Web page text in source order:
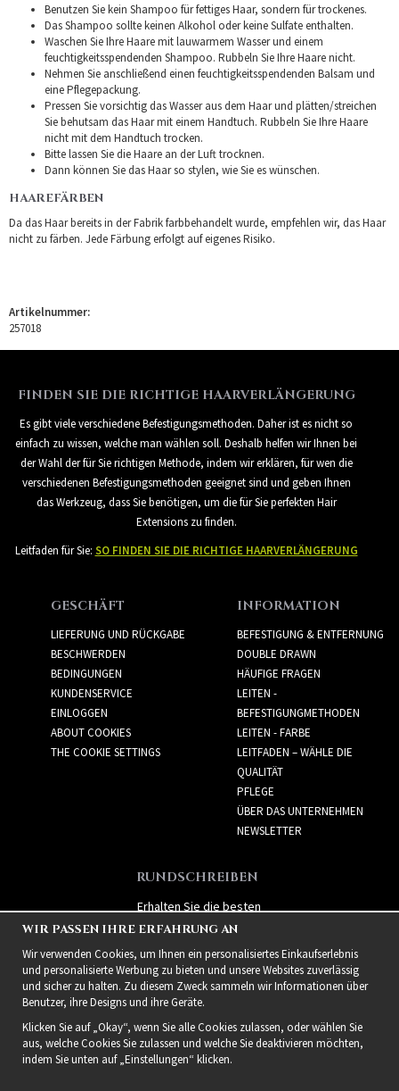
Benutzen Sie kein Shampoo für fettiges Haar, sondern für trockenes.
Das Shampoo sollte keinen Alkohol oder keine Sulfate enthalten.
Waschen Sie Ihre Haare mit lauwarmem Wasser und einem
feuchtigkeitsspendenden Shampoo. Rubbeln Sie Ihre Haare nicht.
Nehmen Sie anschließend einen feuchtigkeitsspendenden Balsam und
eine Pflegepackung.
Pressen Sie vorsichtig das Wasser aus dem Haar und plätten/streichen
Sie behutsam das Haar mit einem Handtuch. Rubbeln Sie Ihre Haare
nicht mit dem Handtuch trocken.
Bitte lassen Sie die Haare an der Luft trocknen.
Dann können Sie das Haar so stylen, wie Sie es wünschen.
HAAREFÄRBEN
Da das Haar bereits in der Fabrik farbbehandelt wurde, empfehlen wir, das Haar
nicht zu färben. Jede Färbung erfolgt auf eigenes Risiko.
Artikelnummer:
257018
FINDEN SIE DIE RICHTIGE HAARVERLÄNGERUNG
Es gibt viele verschiedene Befestigungsmethoden. Daher ist es nicht so
einfach zu wissen, welche man wählen soll. Deshalb helfen wir Ihnen bei
der Wahl der für Sie richtigen Methode, indem wir erklären, für wen die
verschiedenen Befestigungsmethoden geeignet sind und geben Ihnen
das Werkzeug, dass Sie benötigen, um die für Sie perfekten Hair
Extensions zu finden.
Leitfaden für Sie: SO FINDEN SIE DIE RICHTIGE HAARVERLÄNGERUNG
GESCHÄFT
LIEFERUNG UND RÜCKGABE
BESCHWERDEN
BEDINGUNGEN
KUNDENSERVICE
EINLOGGEN
ABOUT COOKIES
THE COOKIE SETTINGS
INFORMATION
BEFESTIGUNG & ENTFERNUNG
DOUBLE DRAWN
HÄUFIGE FRAGEN
LEITEN -
BEFESTIGUNGMETHODEN
LEITEN - FARBE
LEITFADEN – WÄHLE DIE
QUALITÄT
PFLEGE
ÜBER DAS UNTERNEHMEN
NEWSLETTER
RUNDSCHREIBEN
Erhalten Sie die besten
Angebote und spannende
neue Produkte!
WIR PASSEN IHRE ERFAHRUNG AN
Wir verwenden Cookies, um Ihnen ein personalisiertes Einkaufserlebnis
und personalisierte Werbung zu bieten und unsere Websites zuverlässig
und sicher zu halten. Zu diesem Zweck sammeln wir Informationen über
Benutzer, ihre Designs und ihre Geräte.
Klicken Sie auf „Okay“, wenn Sie alle Cookies zulassen, oder wählen Sie
aus, welche Cookies Sie zulassen und welche Sie deaktivieren möchten,
indem Sie unten auf „Einstellungen“ klicken.